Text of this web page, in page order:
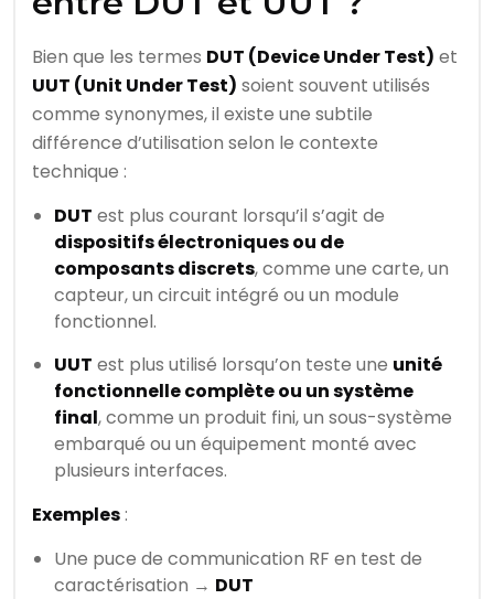
Bien que les termes DUT (Device Under Test) et
UUT (Unit Under Test) soient souvent utilisés
comme synonymes, il existe une subtile
différence d’utilisation selon le contexte
technique :
DUT est plus courant lorsqu’il s’agit de
dispositifs électroniques ou de
composants discrets, comme une carte, un
capteur, un circuit intégré ou un module
fonctionnel.
UUT est plus utilisé lorsqu’on teste une unité
fonctionnelle complète ou un système
final, comme un produit fini, un sous-système
embarqué ou un équipement monté avec
plusieurs interfaces.
Exemples:
Une puce de communication RF en test de
caractérisation → DUT